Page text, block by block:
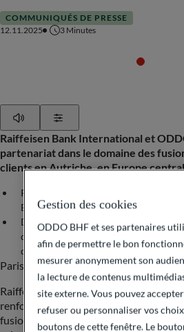
COMMUNIQUÉS DE PRESSE
12.11.2025
3 Minutes
Raiffeisen Bank International et
partenariat dans le domaine des
clients en Autriche, en Europe
Renforcement de l’expertise en
Europe centrale et en Europe de l’Est
Développement de l’expertise
d’entreprise dans les domaines de
de la consommation
Paris, Vienne, le 12 novembre 2025
Raiffeisen Bank International (RBI) et
renforcent leur collaboration. Ce
fusions-acquisitions (M&A) en
Gestion des cookies
ODDO BHF et ses partenaires
afin de permettre le bon
mesurer anonymement son
la lecture de contenus
site externe. Vous pouvez
refuser ou personnaliser vos
boutons de cette fenêtre. Le